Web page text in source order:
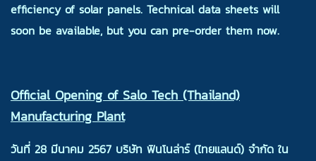
efficiency of solar panels. Technical data sheets will
soon be available, but you can pre-order them now.
Official Opening of Salo Tech (Thailand)
Manufacturing Plant
วันที่ 28 มีนาคม 2567 บริษัท ฟินโนล่าร์ (ไทยแลนด์) จำกัด ใน